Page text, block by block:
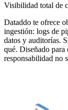
Visibilidad total de
Dataddo te ofrece
ingestión: logs de
datos y auditorías.
qué. Diseñado
responsabilidad no